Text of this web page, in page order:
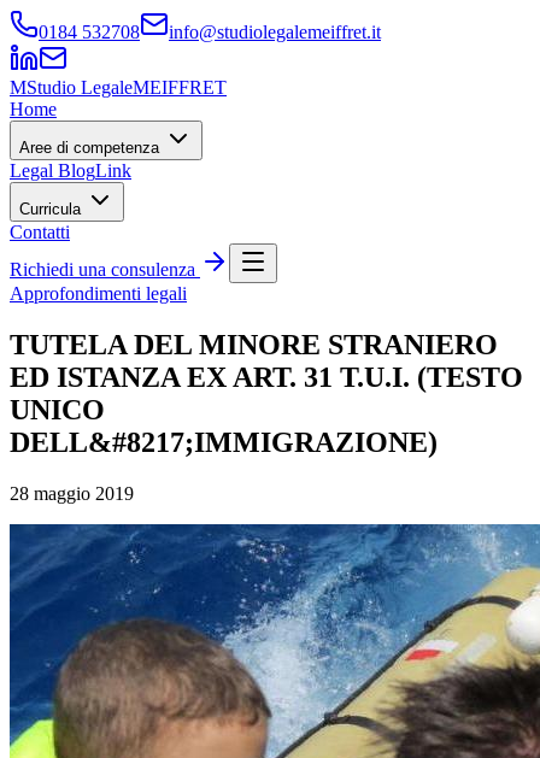
0184 532708 info@studiolegalemeiffret.it
MStudio LegaleMEIFFRET
Home
Aree di competenza
Legal BlogLink
Curricula
Contatti
Richiedi una consulenza
Approfondimenti legali
TUTELA DEL MINORE STRANIERO
ED ISTANZA EX ART. 31 T.U.I. (TESTO
UNICO
DELL&#8217;IMMIGRAZIONE)
28 maggio 2019